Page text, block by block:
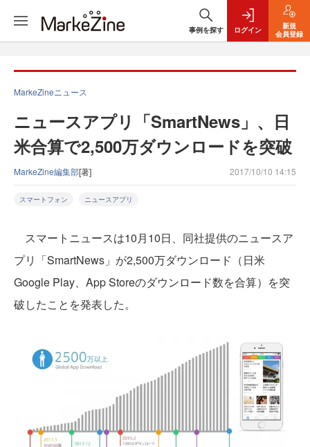
事例を探す ログイン
新規
会員登録
MarkeZineニュース
ニュースアプリ「SmartNews」、日
米合算で2,500万ダウンロードを突破
MarkeZine編集部[著] 2017/10/10 14:15
スマートフォン ニュースアプリ
スマートニュースは10月10日、同社提供のニュースア
プリ「SmartNews」が2,500万ダウンロード（日米
Google Play、App Storeのダウンロード数を合算）を突
破したことを発表した。